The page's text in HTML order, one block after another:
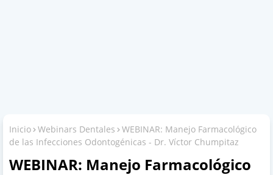
Inicio Webinars Dentales
WEBINAR: Manejo Farmacológico
de las Infecciones Odontogénicas - Dr. Víctor Chumpitaz
WEBINAR: Manejo Farmacológico